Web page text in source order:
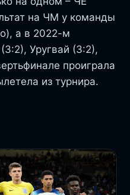
на ЧМ у команды
а в 2022-м
Уругвай (3:2),
проиграла
из турнира.